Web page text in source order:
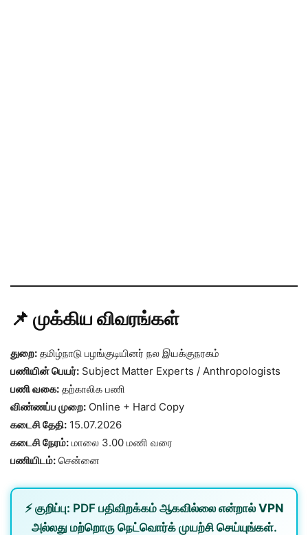
📌 முக்கிய விவரங்கள்
துறை: தமிழ்நாடு பழங்குடியினர் நல இயக்குநரகம்
பணியின் பெயர்: Subject Matter Experts / Anthropologists
பணி வகை: தற்காலிக பணி
விண்ணப்ப முறை: Online + Hard Copy
கடைசி தேதி: 15.07.2026
கடைசி நேரம்: மாலை 3.00 மணி வரை
பணியிடம்: சென்னை
⚡ குறிப்பு: PDF பதிவிறக்கம் ஆகவில்லை என்றால் VPN
அல்லது மற்றொரு நெட்வொர்க்முயற்சி செய்யுங்கள்.